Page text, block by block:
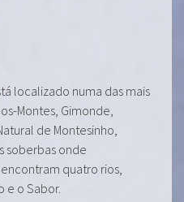
localizado numa das mais
Montes, Gimonde,
de Montesinho,
soberbas onde
quatro rios,
e o Sabor.